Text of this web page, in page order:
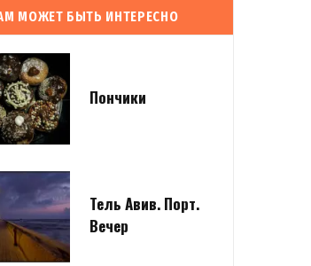
МОЖЕТ БЫТЬ ИНТЕРЕСНО
Пончики
Тель Авив. Порт.
Вечер